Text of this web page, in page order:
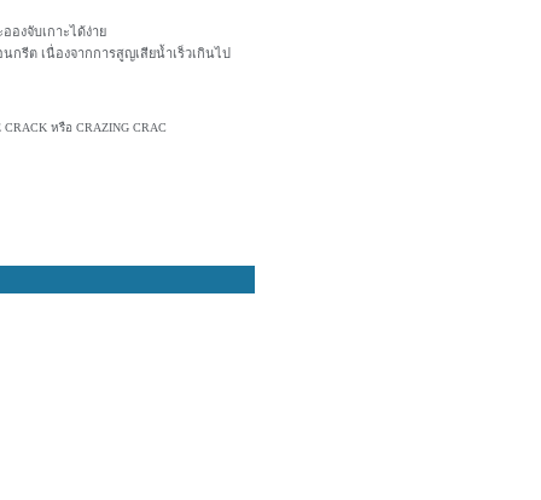
งจับเกาะได้ง่าย
รีต เนื่องจากการสูญเสียน้ำเร็วเกินไป
หรือ CRAZING CRAC